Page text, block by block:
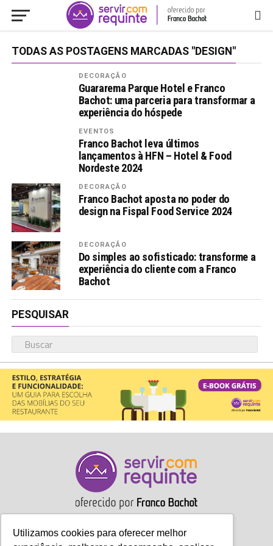
Utilizamos cookies para oferecer melhor
TODAS AS POSTAGENS MARCADAS "DESIGN"
DECORAÇÃO
Guararema Parque Hotel e Franco
Bachot: uma parceria para transformar a
experiência do hóspede
EVENTOS
Franco Bachot leva últimos
lançamentos à HFN – Hotel & Food
Nordeste 2024
DECORAÇÃO
Franco Bachot aposta no poder do
design na Fispal Food Service 2024
DECORAÇÃO
Do simples ao sofisticado: transforme a
experiência do cliente com a Franco
Bachot
PESQUISAR